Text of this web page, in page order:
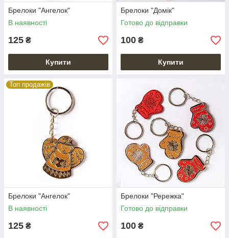
Брелоки "Ангелок"
В наявності
125 ₴
Купити
Брелоки "Домік"
Готово до відправки
100 ₴
Купити
Топ продажів
Брелоки "Ангелок"
В наявності
125 ₴
Брелоки "Рережка"
Готово до відправки
100 ₴